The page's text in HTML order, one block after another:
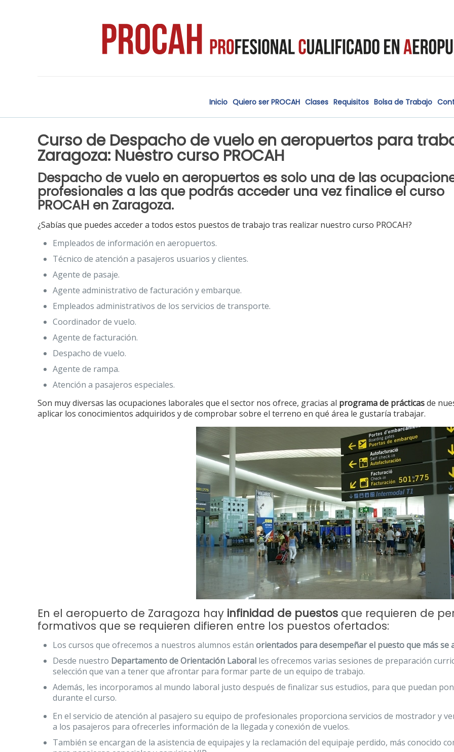
Inicio Quiero ser PROCAH Clases Requisitos Bolsa de Trabajo
Curso de Despacho de vuelo en aeropuertos para
Zaragoza: Nuestro curso PROCAH
Despacho de vuelo en aeropuertos es solo una de las
profesionales a las que podrás acceder una vez finalice elcurso
PROCAH en Zaragoza.
¿Sabías que puedes acceder a todos estos puestos de trabajo tras realizar nuestro curso PROCAH?
Empleados de información en aeropuertos.
Técnico de atención a pasajeros usuarios y clientes.
Agente de pasaje.
Agente administrativo de facturación y embarque.
Empleados administrativos de los servicios de transporte.
Coordinador de vuelo.
Agente de facturación.
Despacho de vuelo.
Agente de rampa.
Atención a pasajeros especiales.
Son muy diversas las ocupaciones laborales que el sector nos ofrece, gracias al programa de prácticasde
aplicar los conocimientos adquiridos y de comprobar sobre el terreno en qué área le gustaría trabajar.
En el aeropuerto de Zaragoza hay infinidad de puestos que requieren de
formativos que se requieren difieren entre los puestos ofertados:
Los cursos que ofrecemos a nuestros alumnos están orientados para desempeñar el puesto que más se
Desde nuestro Departamento de Orientación Laboral les ofrecemos varias sesiones de preparación
selección que van a tener que afrontar para formar parte de un equipo de trabajo.
Además, les incorporamos al mundo laboral justo después de finalizar sus estudios, para que puedan
durante el curso.
En el servicio de atención al pasajero su equipo de profesionales proporciona servicios de mostrador y
a los pasajeros para ofrecerles información de la llegada y conexión de vuelos.
También se encargan de la asistencia de equipajes y la reclamación del equipaje perdido, más conocido